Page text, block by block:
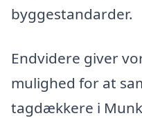
byggestandarder.
Endvidere giver
mulighed for at
tagdækkere i